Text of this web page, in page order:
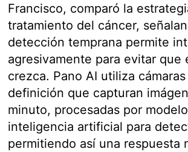
Francisco, comparó la
tratamiento del cáncer,
detección temprana permite
agresivamente para evitar que
crezca. Pano AI utiliza
definición que capturan
minuto, procesadas por
inteligencia artificial para
permitiendo así una respuesta